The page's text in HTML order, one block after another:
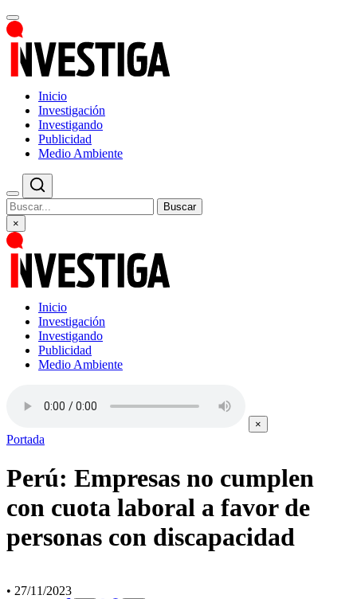
Inicio
Investigación
Investigando
Publicidad
Medio Ambiente
Buscar
×
Inicio
Investigación
Investigando
Publicidad
Medio Ambiente
×
Portada
Perú: Empresas no cumplen
con cuota laboral a favor de
personas con discapacidad
• 27/11/2023